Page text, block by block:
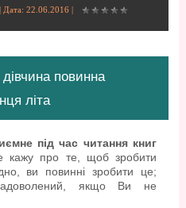
| Дата: 22.06.2016|
дівчина повинна
літа
під час читання книг
кажу про те, щоб зробити
ви повинні зробити це;
якщо Ви не